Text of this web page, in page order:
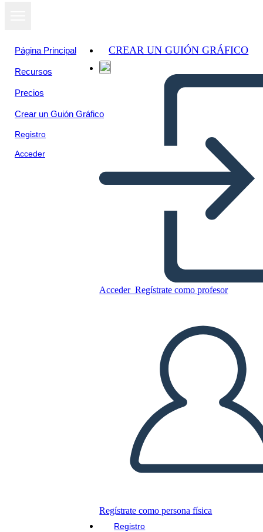
Página Principal
Recursos
Precios
Crear un Guión Gráfico
Registro
Acceder
CREAR UN GUIÓN GRÁFICO
Acceder Regístrate como profesor
Regístrate como persona física
Registro
Copie este guión gráfico
JUEGO DE DIAPOSITIVAS
LEERME
Ver como
presentación